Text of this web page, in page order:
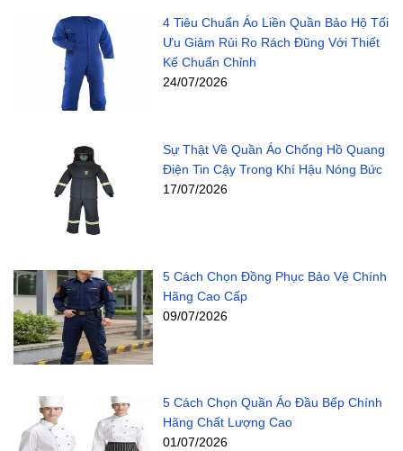
4 Tiêu Chuẩn Áo Liền Quần Bảo Hộ Tối
Ưu Giảm Rủi Ro Rách Đũng Với Thiết
Kế Chuẩn Chỉnh
24/07/2026
Sự Thật Về Quần Áo Chống Hồ Quang
Điện Tin Cậy Trong Khí Hậu Nóng Bức
17/07/2026
5 Cách Chọn Đồng Phục Bảo Vệ Chính
Hãng Cao Cấp
09/07/2026
5 Cách Chọn Quần Áo Đầu Bếp Chính
Hãng Chất Lượng Cao
01/07/2026